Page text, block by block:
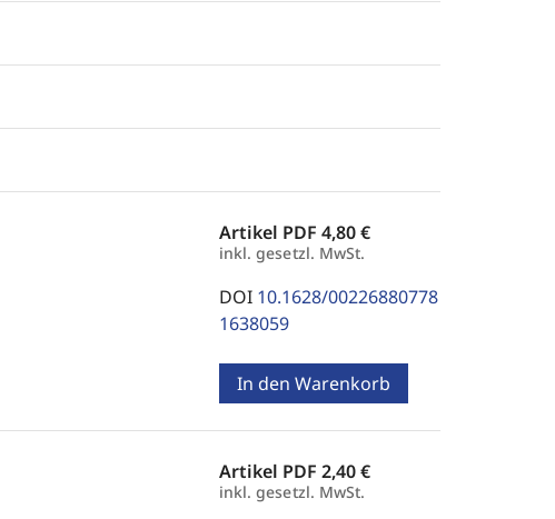
Artikel PDF 4,80 €
inkl. gesetzl. MwSt.
DOI 10.1628/00226880778
1638059
In den Warenkorb
Artikel PDF 2,40 €
inkl. gesetzl. MwSt.